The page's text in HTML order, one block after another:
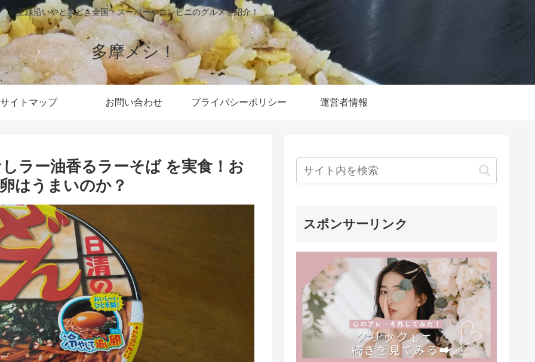
京王線沿いやときどき全国・スーパーやコンビニのグルメを紹介！
多摩メシ！
サイトマップ お問い合わせ プライバシーポリシー 運営者情報
ラー油香るラーそば を実食！お
はうまいのか？
スポンサーリンク